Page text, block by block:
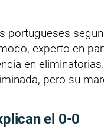
portugueses
experto en
en
pero su
el 0-0